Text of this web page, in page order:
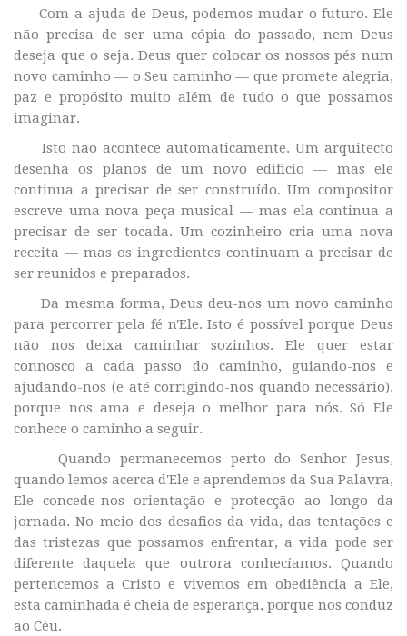
Com a ajuda de Deus, podemos mudar o futuro. Ele
não precisa de ser uma cópia do passado, nem Deus
deseja que o seja. Deus quer colocar os nossos pés num
novo caminho — o Seu caminho — que promete alegria,
paz e propósito muito além de tudo o que possamos
imaginar.
Isto não acontece automaticamente. Um arquitecto
desenha os planos de um novo edifício — mas ele
continua a precisar de ser construído. Um compositor
escreve uma nova peça musical — mas ela continua a
precisar de ser tocada. Um cozinheiro cria uma nova
receita — mas os ingredientes continuam a precisar de
ser reunidos e preparados.
Da mesma forma, Deus deu-nos um novo caminho
para percorrer pela fé n'Ele. Isto é possível porque Deus
não nos deixa caminhar sozinhos. Ele quer estar
connosco a cada passo do caminho, guiando-nos e
ajudando-nos (e até corrigindo-nos quando necessário),
porque nos ama e deseja o melhor para nós. Só Ele
conhece o caminho a seguir.
Quando permanecemos perto do Senhor Jesus,
quando lemos acerca d'Ele e aprendemos da Sua Palavra,
Ele concede-nos orientação e protecção ao longo da
jornada. No meio dos desafios da vida, das tentações e
das tristezas que possamos enfrentar, a vida pode ser
diferente daquela que outrora conhecíamos. Quando
pertencemos a Cristo e vivemos em obediência a Ele,
esta caminhada é cheia de esperança, porque nos conduz
ao Céu.